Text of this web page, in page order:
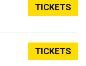
TICKETS
TICKETS